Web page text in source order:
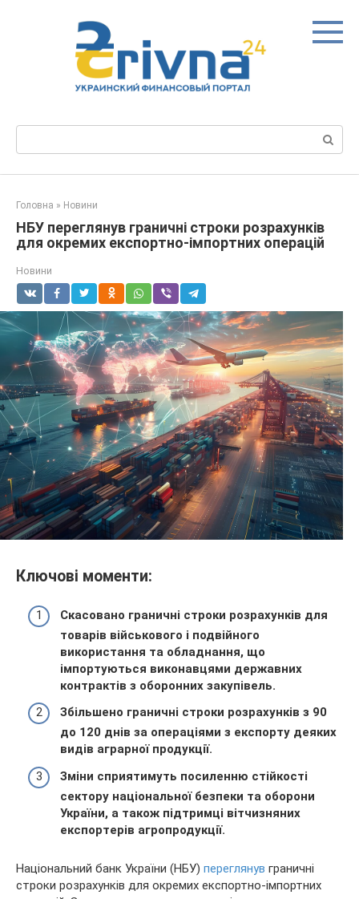
Пошук:
Головна » Новини
НБУ переглянув граничні строки розрахунків
для окремих експортно-імпортних операцій
Новини
Ключові моменти:
Скасовано граничні строки розрахунків для
товарів військового і подвійного
використання та обладнання, що
імпортуються виконавцями державних
контрактів з оборонних закупівель.
Збільшено граничні строки розрахунків з 90
до 120 днів за операціями з експорту деяких
видів аграрної продукції.
Зміни сприятимуть посиленню стійкості
сектору національної безпеки та оборони
України, а також підтримці вітчизняних
експортерів агропродукції.
Національний банк України (НБУ) переглянув граничні
строки розрахунків для окремих експортно-імпортних